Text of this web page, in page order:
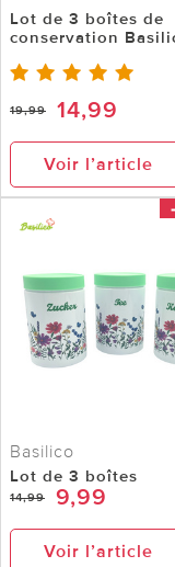
Lot de 3 boîtes de
conservation
19,99 14,99
Voir l’article
Basilico
Lot de 3 boîtes
14,99 9,99
Voir l’article